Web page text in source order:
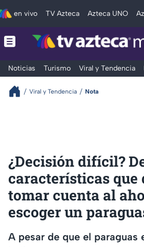
en vivo TV Azteca Azteca UNO
Noticias Turismo Viral y Tendencia
Viral y Tendencia Nota
¿Decisión difícil?
características que
tomar cuenta al
escoger un
A pesar de que el paraguas